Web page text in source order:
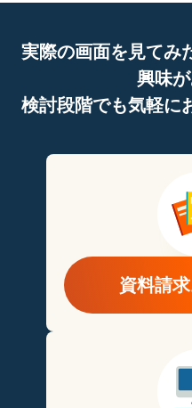
実際の画面を見てみ
興味
検討段階でも気軽に
資料請